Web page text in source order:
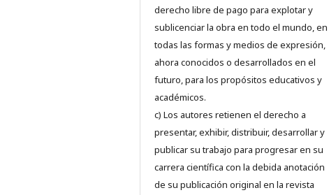
derecho libre de pago para explotar y
sublicenciar la obra en todo el mundo, en
todas las formas y medios de expresión,
ahora conocidos o desarrollados en el
futuro, para los propósitos educativos y
académicos.
c) Los autores retienen el derecho a
presentar, exhibir, distribuir, desarrollar y
publicar su trabajo para progresar en su
carrera científica con la debida anotación
de su publicación original en la revista